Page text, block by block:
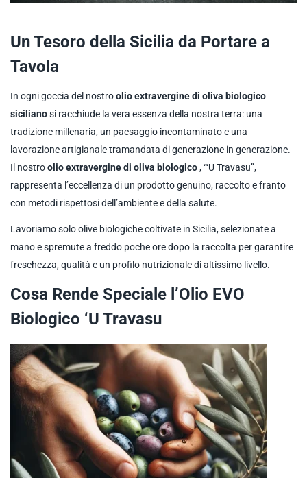
Un Tesoro della Sicilia da Portare a
Tavola
In ogni goccia del nostroolio extravergine di oliva biologico
sicilianosi racchiude la vera essenza della nostra terra: una
tradizione millenaria, un paesaggio incontaminato e una
lavorazione artigianale tramandata di generazione in generazione.
Il nostroolio extravergine di oliva biologico, “‘U Travasu”,
rappresenta l’eccellenza di un prodotto genuino, raccolto e franto
con metodi rispettosi dell’ambiente e della salute.
Lavoriamo solo olive biologiche coltivate in Sicilia, selezionate a
mano e spremute a freddo poche ore dopo la raccolta per garantire
freschezza, qualità e un profilo nutrizionale di altissimo livello.
Cosa Rende Speciale l’Olio EVO
Biologico ‘U Travasu